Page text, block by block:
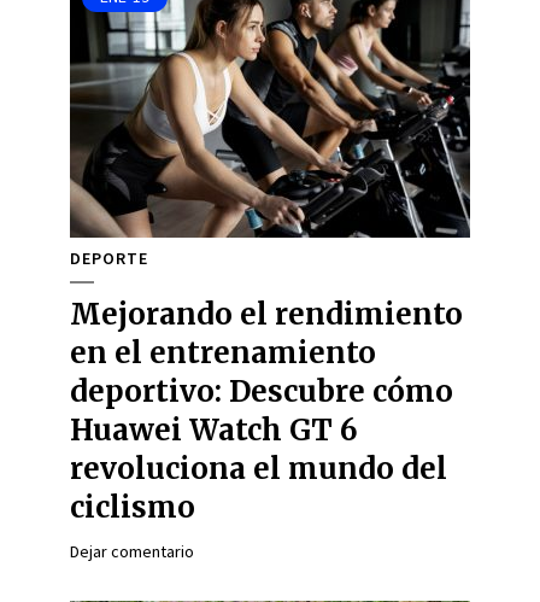
DEPORTE
Mejorando el rendimiento
en el entrenamiento
deportivo: Descubre cómo
Huawei Watch GT 6
revoluciona el mundo del
ciclismo
Dejar comentario